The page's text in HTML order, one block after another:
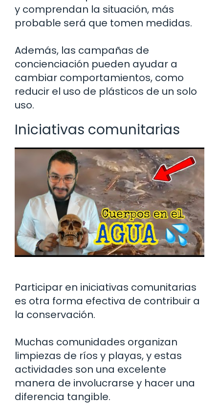
y comprendan la situación, más
probable será que tomen medidas.
Además, las campañas de
concienciación pueden ayudar a
cambiar comportamientos, como
reducir el uso de plásticos de un solo
uso.
Iniciativas comunitarias
Participar en iniciativas comunitarias
es otra forma efectiva de contribuir a
la conservación.
Muchas comunidades organizan
limpiezas de ríos y playas, y estas
actividades son una excelente
manera de involucrarse y hacer una
diferencia tangible.